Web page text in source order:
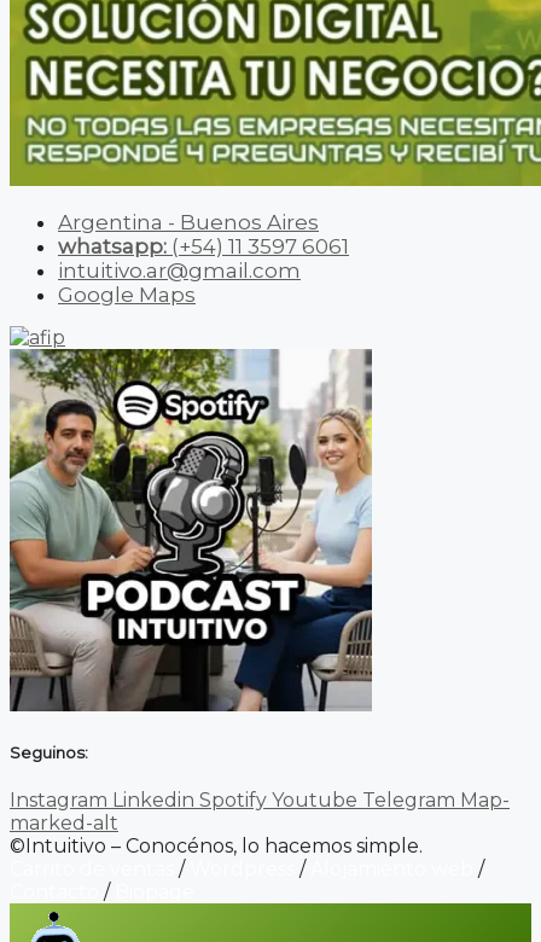
Argentina - Buenos Aires
whatsapp: (+54) 11 3597 6061
intuitivo.ar@gmail.com
Google Maps
Seguinos:
Instagram Linkedin Spotify Youtube Telegram Map-
marked-alt
©Intuitivo – Conocénos, lo hacemos simple.
/ /
/
/